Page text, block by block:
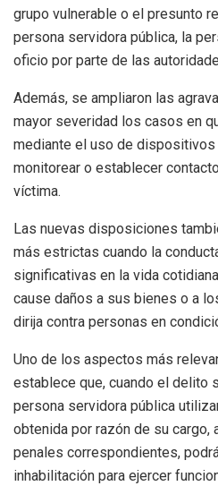
grupo vulnerable o el presunto
persona servidora pública, la
oficio por parte de las
Además, se ampliaron las
mayor severidad los casos en
mediante el uso de
monitorear o establecer
víctima.
Las nuevas disposiciones
más estrictas cuando la
significativas en la vida
cause daños a sus bienes o a
dirija contra personas en
Uno de los aspectos más
establece que, cuando el delito
persona servidora pública
obtenida por razón de su cargo,
penales correspondientes,
inhabilitación para ejercer